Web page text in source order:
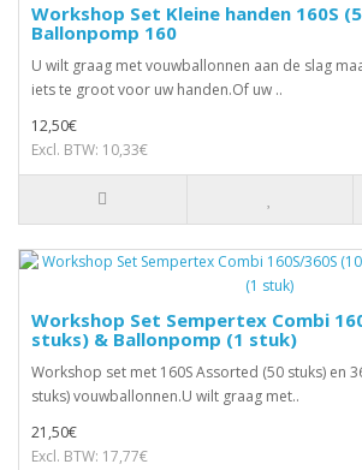
Workshop Set Kleine handen 160S
Ballonpomp 160
U wilt graag met vouwballonnen aan de slag
iets te groot voor uw handen.Of uw ..
12,50€
Excl. BTW: 10,33€
Workshop Set Sempertex Combi
stuks) & Ballonpomp (1 stuk)
Workshop set met 160S Assorted (50 stuks) en
stuks) vouwballonnen.U wilt graag met..
21,50€
Excl. BTW: 17,77€